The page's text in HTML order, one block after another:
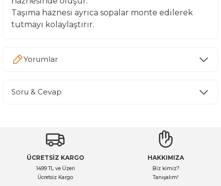
Taşıma haznesi ayrıca sopalar monte edilerek
tutmayı kolaylaştırır.
Yorumlar
Soru & Cevap
Ürün hakkında henüz soru sorulmamış.
ÜCRETSİZ KARGO
1499 TL ve Üzeri
Ücretsiz Kargo
HAKKIMIZA
Biz kimiz?
Tanışalım!